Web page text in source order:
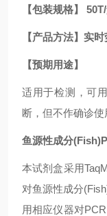
【包装规格】
【产品方法】实
【预期用途】
适用于检测，可
断，但不作确诊使
鱼源性成分
本试剂盒采用
对鱼源性成分
用相应仪器对